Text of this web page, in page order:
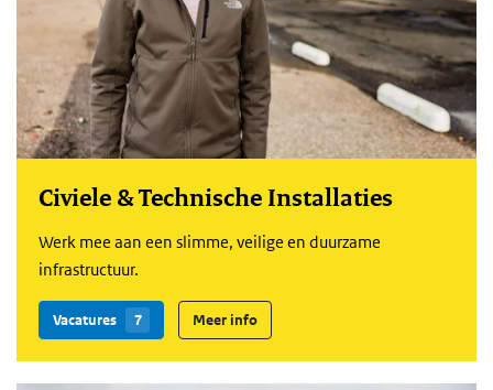
Civiele & Technische Installaties
Werk mee aan een slimme, veilige en duurzame
infrastructuur.
Vacatures 7 Meer info